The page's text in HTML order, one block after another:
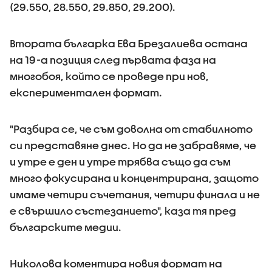
(29.550, 28.550, 29.850, 29.200).
Втората българка Ева Брезалиева остана
на 19-а позиция след първата фаза на
многобоя, който се проведе при нов,
експериментален формат.
"Разбира се, че съм доволна от стабилното
си представяне днес. Но да не забравяме, че
и утре е ден и утре трябва също да съм
много фокусирана и концентрирана, защото
имаме четири съчетания, четири финала и не
е свършило състезанието", каза тя пред
българските медии.
Николова коментира новия формат на